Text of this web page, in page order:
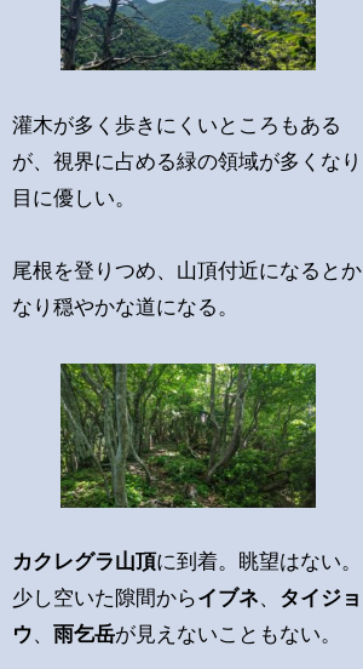
灌木が多く歩きにくいところもある
が、視界に占める緑の領域が多くなり
目に優しい。
尾根を登りつめ、山頂付近になるとか
なり穏やかな道になる。
カクレグラ山頂に到着。眺望はない。
少し空いた隙間からイブネ、 タイジョ
ウ、 雨乞岳が見えないこともない。